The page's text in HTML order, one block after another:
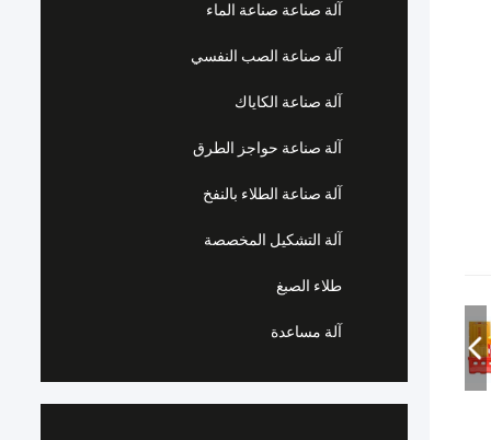
آلة صناعة صناعة الماء
آلة صناعة الصب النفسي
آلة صناعة الكاياك
آلة صناعة حواجز الطرق
آلة صناعة الطلاء بالنفخ
آلة التشكيل المخصصة
طلاء الصبغ
آلة مساعدة